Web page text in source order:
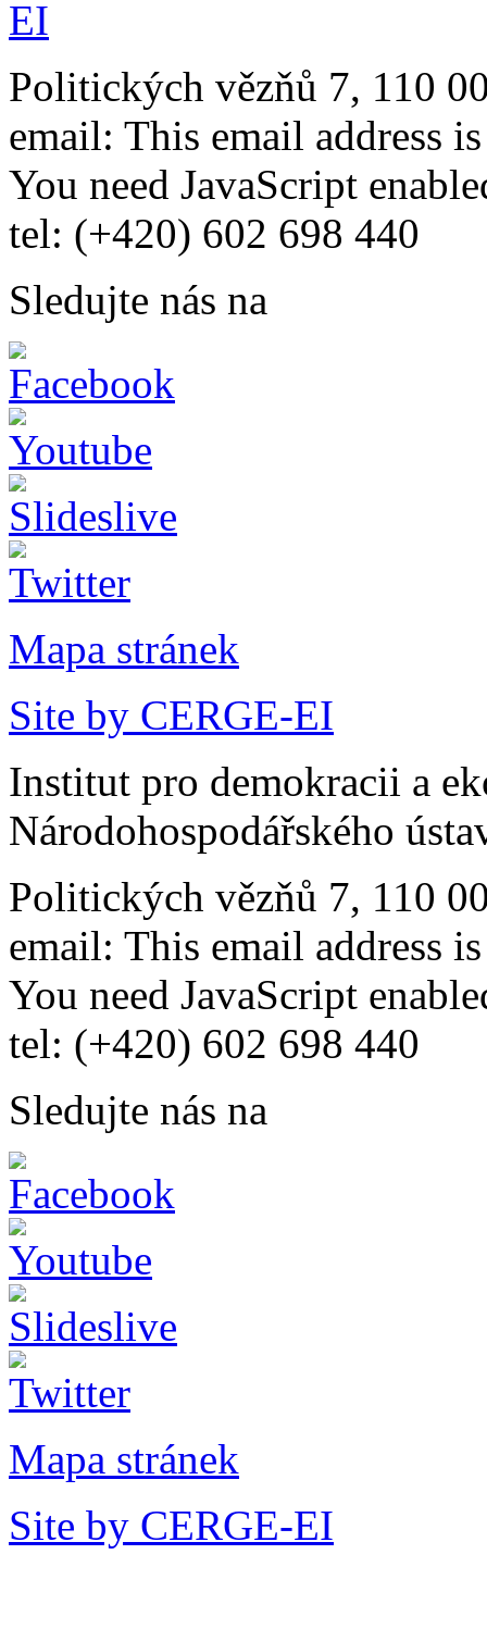
Politických vězňů 7, 110
email: This email address
You need JavaScript
tel: (+420) 602 698 440
Sledujte nás na
Mapa stránek
Site by CERGE-EI
Institut pro demokracii a
Národohospodářského
Politických vězňů 7, 110
email: This email address
You need JavaScript
tel: (+420) 602 698 440
Sledujte nás na
Mapa stránek
Site by CERGE-EI